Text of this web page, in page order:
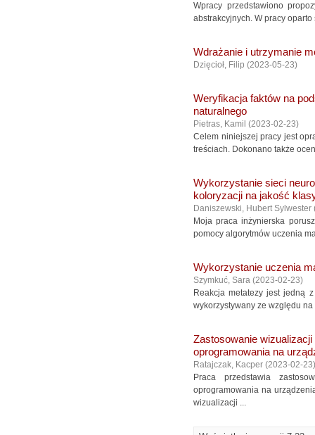
Wpracy przedstawiono
abstrakcyjnych. W pracy
Wdrażanie i utrzymanie
Dzięcioł, Filip (2023-05-23)
Weryfikacja faktów na
naturalnego
Pietras, Kamil (2023-02-23)
Celem niniejszej pracy jest
treściach. Dokonano także
Wykorzystanie sieci
koloryzacji na jakość
Daniszewski, Hubert Sylwester
Moja praca inżynierska
pomocy algorytmów uczenia
Wykorzystanie uczenia
Szymkuć, Sara (2023-02-23)
Reakcja metatezy jest jedną
wykorzystywany ze względu
Zastosowanie
oprogramowania na
Ratajczak, Kacper (2023-02-23)
Praca przedstawia
oprogramowania na
wizualizacji ...